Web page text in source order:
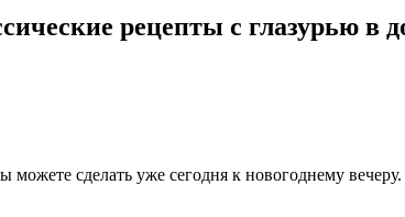
рецепты с глазурью в
сделать уже сегодня к новогоднему